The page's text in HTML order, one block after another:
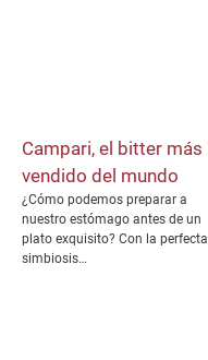
Campari, el bitter más
vendido del mundo
¿Cómo podemos preparar a
nuestro estómago antes de un
plato exquisito? Con la perfecta
simbiosis…